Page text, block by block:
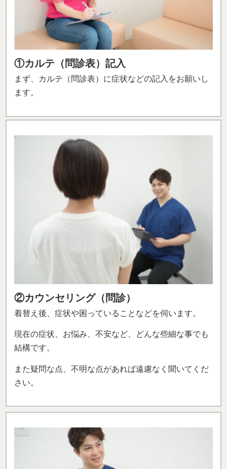
①カルテ（問診表）記入
まず、カルテ（問診表）に症状などの記入をお願いし
ます。
②カウンセリング（問診）
着替え後、症状や困っていることなどを伺います。
現在の症状、お悩み、不安など、どんな些細な事でも
結構です。
また疑問な点、不明な点があれば遠慮なく聞いてくだ
さい。